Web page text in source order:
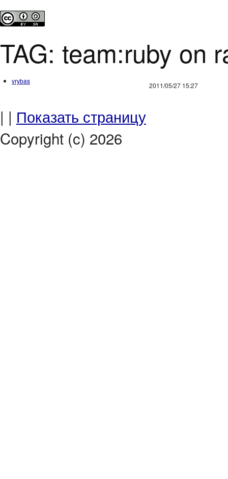
TAG: team:ruby on
vrybas
2011/05/27 15:27
| | Показать страницу
Copyright (c) 2026